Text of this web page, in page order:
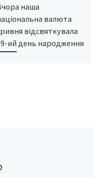
наша
валюта
відсвяткувала
ий день народження